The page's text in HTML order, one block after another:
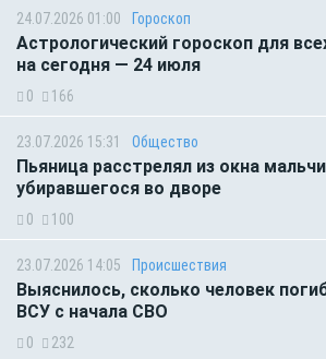
24.07.2026 01:00 Гороскоп
Астрологический гороскоп для
на сегодня — 24 июля
0 166
23.07.2026 15:31 Общество
Пьяница расстрелял из окна
убиравшегося во дворе
0 100
23.07.2026 14:05 Происшествия
Выяснилось, сколько человек
ВСУ с начала СВО
0 232